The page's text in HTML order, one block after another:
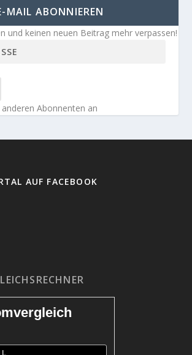
MAIL ABONNIEREN
und keinen neuen Beitrag mehr verpassen!
Abonnenten an
AUF FACEBOOK